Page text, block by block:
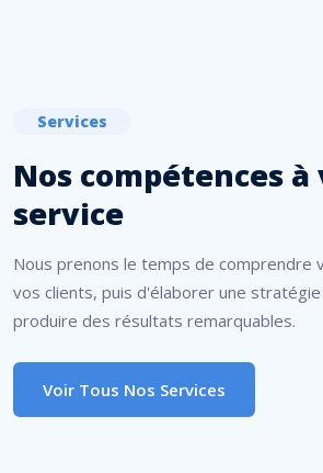
Services
Nos compétences
service
Nous prenons le temps de
vos clients, puis d'élaborer une
produire des résultats remarquables.
Voir Tous Nos Services